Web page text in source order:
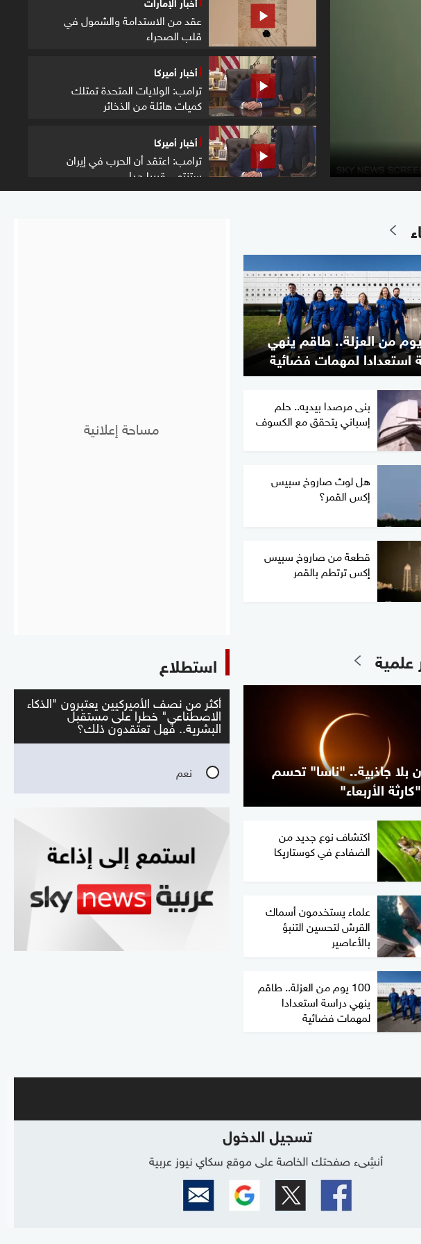
عقد من الاستدامة والشمول في
قلب الصحراء
أخبار أميركا
ترامب: الولايات المتحدة تمتلك
كميات هائلة من الذخائر
أخبار أميركا
ترامب: اعتقد أن الحرب في إيران
ستنتهي قريبا جدا
يوم من العزلة.. طاقم ينهي
استعدادا لمهمات فضائية
بنى مرصدا بيديه.. حلم
إسباني يتحقق مع الكسوف
هل لوث صاروخ سبيس
إكس القمر؟
قطعة من صاروخ سبيس
إكس ترتطم بالقمر
علمية
بلا جاذبية.. "ناسا" تحسم
الأربعاء"
اكتشاف نوع جديد من
الضفادع في كوستاريكا
علماء يستخدمون أسماك
القرش لتحسين التنبؤ
بالأعاصير
100 يوم من العزلة.. طاقم
ينهي دراسة استعدادا
لمهمات فضائية
استطلاع